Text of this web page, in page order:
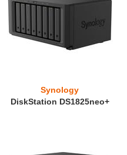
Synology
DiskStation DS1825neo+